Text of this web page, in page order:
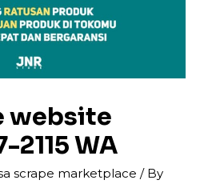
website
WA
scrape marketplace / By